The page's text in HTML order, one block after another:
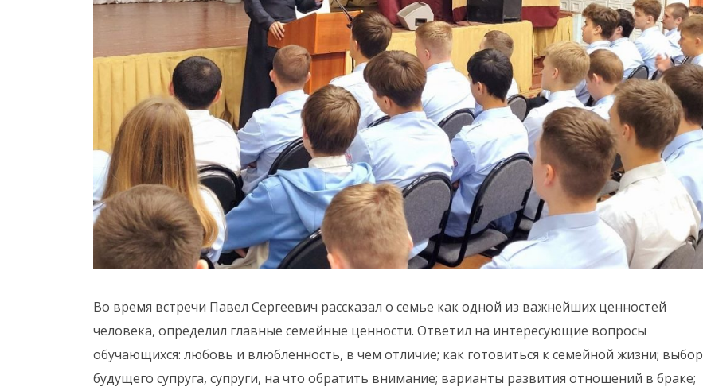
Во время встречи Павел Сергеевич рассказал о семье как одной из важнейших ценностей
человека, определил главные семейные ценности. Ответил на интересующие вопросы
обучающихся: любовь и влюбленность, в чем отличие; как готовиться к семейной жизни; выбор
будущего супруга, супруги, на что обратить внимание; варианты развития отношений в браке;